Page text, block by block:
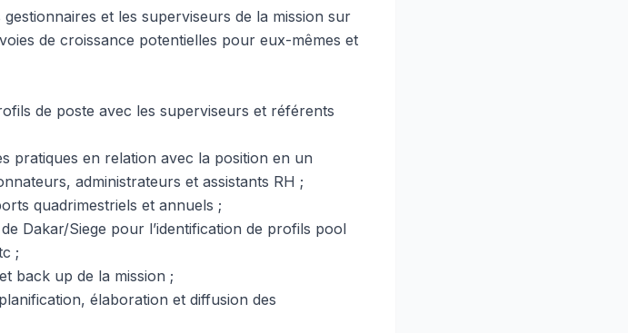
et les superviseurs de la mission sur
de croissance potentielles pour eux-mêmes et
de poste avec les superviseurs et référents
pratiques en relation avec la position en un
administrateurs et assistants RH ;
quadrimestriels et annuels ;
Dakar/Siege pour l’identification de profils pool
;
back up de la mission ;
élaboration et diffusion des